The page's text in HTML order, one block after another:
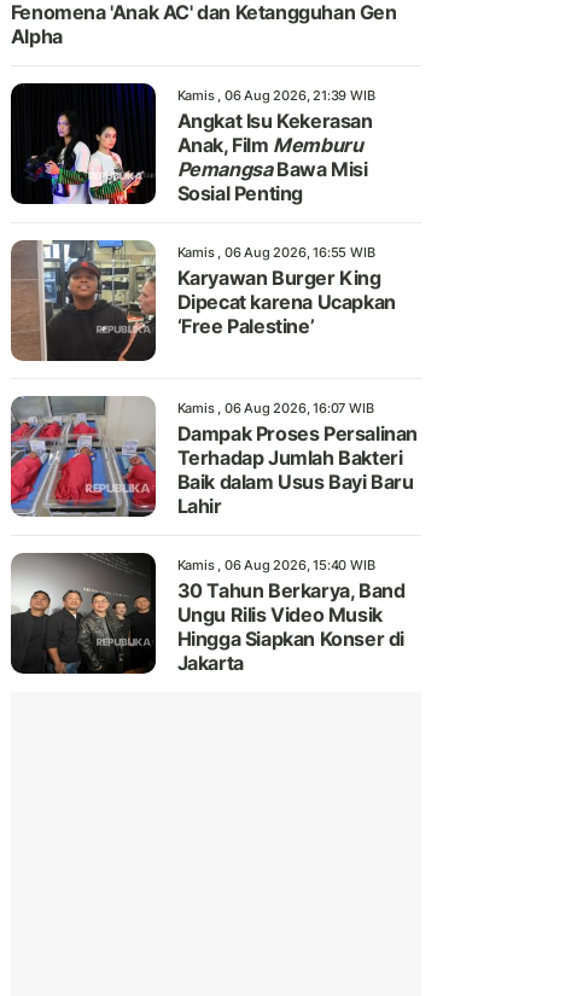
Fenomena 'Anak AC' dan Ketangguhan Gen
Alpha
Kamis , 06 Aug 2026, 21:39 WIB
Angkat Isu Kekerasan
Anak, Film Memburu
PemangsaBawa Misi
Sosial Penting
Kamis , 06 Aug 2026, 16:55 WIB
Karyawan Burger King
Dipecat karena Ucapkan
‘Free Palestine’
Kamis , 06 Aug 2026, 16:07 WIB
Dampak Proses Persalinan
Terhadap Jumlah Bakteri
Baik dalam Usus Bayi Baru
Lahir
Kamis , 06 Aug 2026, 15:40 WIB
30 Tahun Berkarya, Band
Ungu Rilis Video Musik
Hingga Siapkan Konser di
Jakarta